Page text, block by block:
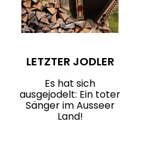
LETZTER JODLER
Es hat sich
ausgejodelt: Ein toter
Sänger im Ausseer
Land!